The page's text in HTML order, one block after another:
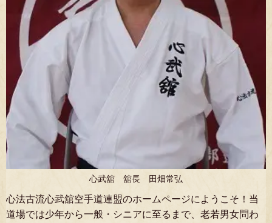
心武舘 舘長 田畑常弘
心法古流心武舘空手道連盟のホームページにようこそ！当
道場では少年から一般・シニアに至るまで、老若男女問わ